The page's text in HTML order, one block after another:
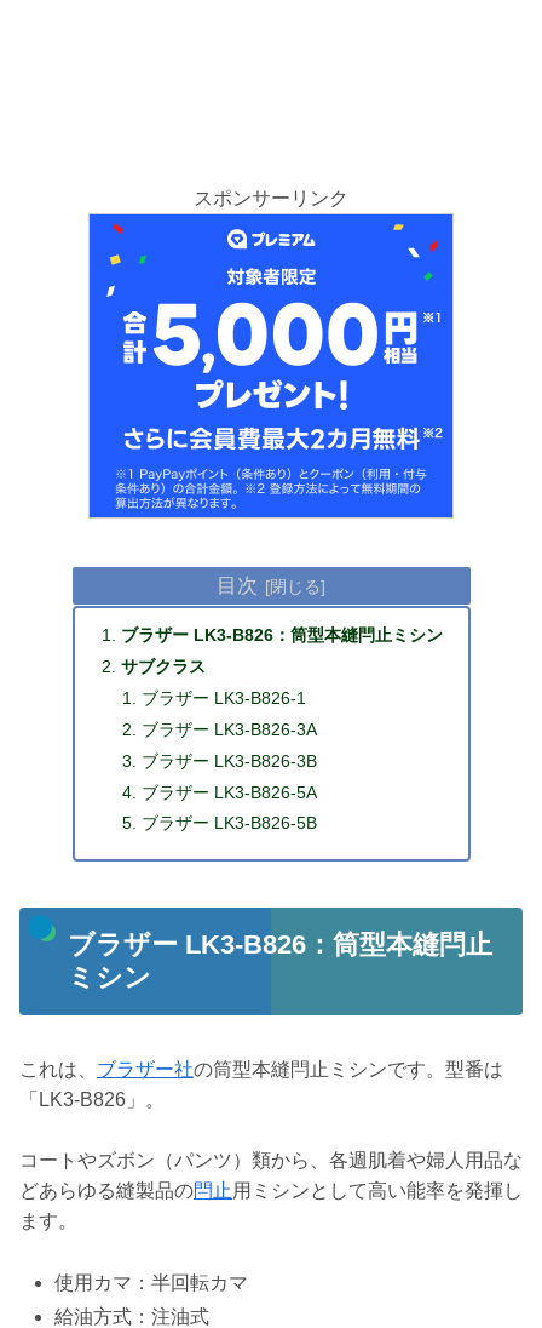
スポンサーリンク
目次
ブラザー LK3-B826：筒型本縫閂止ミシン
サブクラス
ブラザー LK3-B826-1
ブラザー LK3-B826-3A
ブラザー LK3-B826-3B
ブラザー LK3-B826-5A
ブラザー LK3-B826-5B
ブラザー LK3-B826：筒型本縫閂止
ミシン
これは、 ブラザー社の筒型本縫閂止ミシンです。型番は
「LK3-B826」。
コートやズボン（パンツ）類から、各週肌着や婦人用品な
どあらゆる縫製品の閂止 用ミシンとして高い能率を発揮し
ます。
使用カマ：半回転カマ
給油方式：注油式